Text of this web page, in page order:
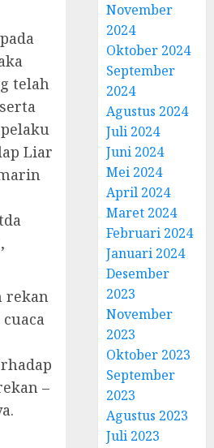
telah
Liar
rekan
–
November
2024
Oktober 2024
September
2024
Agustus 2024
Juli 2024
Juni 2024
Mei 2024
April 2024
Maret 2024
Februari 2024
Januari 2024
Desember
2023
November
2023
Oktober 2023
September
2023
Agustus 2023
Juli 2023